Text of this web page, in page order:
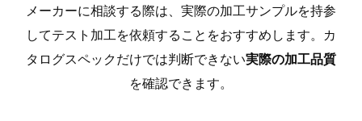
メーカーに相談する際は、実際の加工サンプルを持参
してテスト加工を依頼することをおすすめします。カ
タログスペックだけでは判断できない実際の加工品質
を確認できます。